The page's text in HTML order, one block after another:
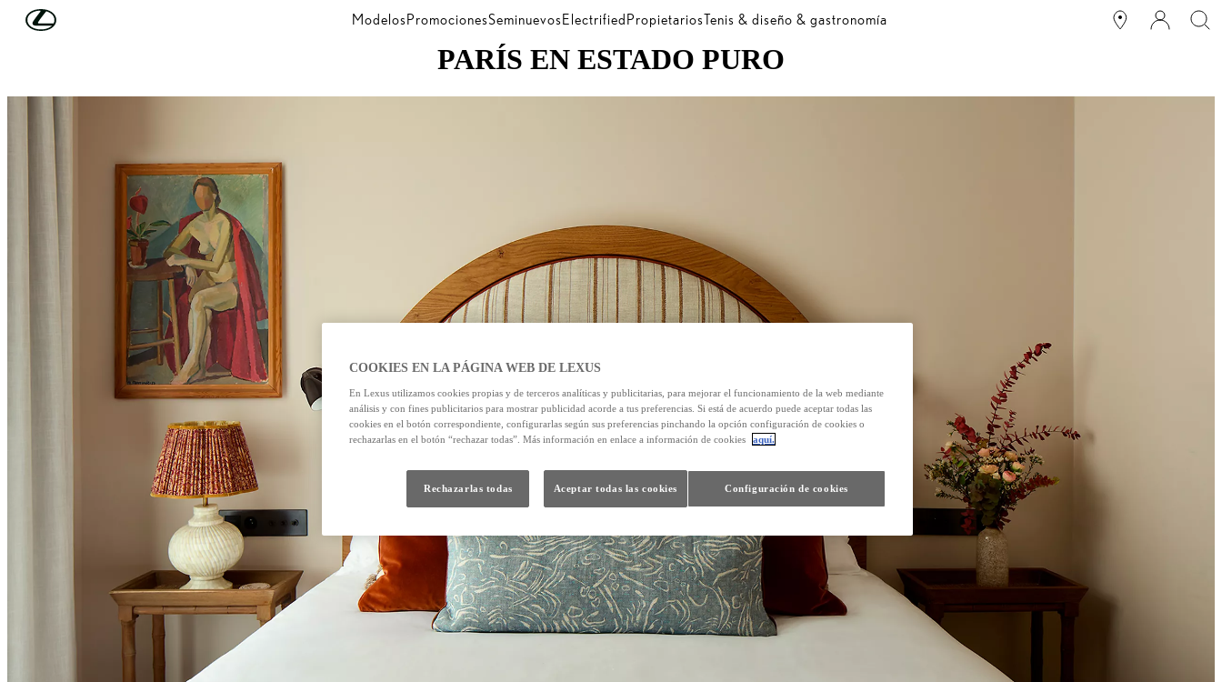
Skip to Main Content ModelosPromocionesSeminuevosElectrifiedPropietariosTenis & diseño & gastronomía
PARÍS EN ESTADO PURO
COOKIES EN LA PÁGINA WEB DE LEXUS
En Lexus utilizamos cookies propias y de terceros analíticas y publicitarias, para mejorar el funcionamiento de la web mediante
análisis y con fines publicitarios para mostrar publicidad acorde a tus preferencias. Si está de acuerdo puede aceptar todas las
cookies en el botón correspondiente, configurarlas según sus preferencias pinchando la opción configuración de cookies o
rechazarlas en el botón “rechazar todas”. Más información en enlace a información de cookies
aquí.
Configuración de cookies
Rechazarlas todas Aceptar todas las cookies